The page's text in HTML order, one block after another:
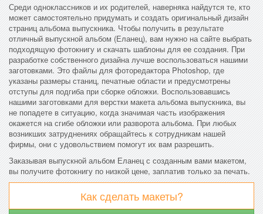
Среди одноклассников и их родителей, наверняка найдутся те, кто
может самостоятельно придумать и создать оригинальный дизайн
страниц альбома выпускника. Чтобы получить в результате
отличный выпускной альбом (Еланец), вам нужно на сайте выбрать
подходящую фотокнигу и скачать шаблоны для ее создания. При
разработке собственного дизайна лучше воспользоваться нашими
заготовками. Это файлы для фоторедактора Photoshop, где
указаны размеры станиц, печатные области и предусмотрены
отступы для подгиба при сборке обложки. Воспользовавшись
нашими заготовками для верстки макета альбома выпускника, вы
не попадете в ситуацию, когда значимая часть изображения
окажется на сгибе обложки или разворота альбома. При любых
возникших затруднениях обращайтесь к сотрудникам нашей
фирмы, они с удовольствием помогут их вам разрешить.
Заказывая выпускной альбом Еланец с созданным вами макетом,
вы получите фотокнигу по низкой цене, заплатив только за печать.
Как сделать макеты?